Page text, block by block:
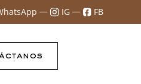
IG FB